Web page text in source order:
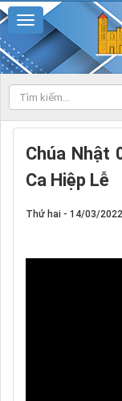
Chúa Nhật
Ca Hiệp Lễ
Thứ hai - 14/03/